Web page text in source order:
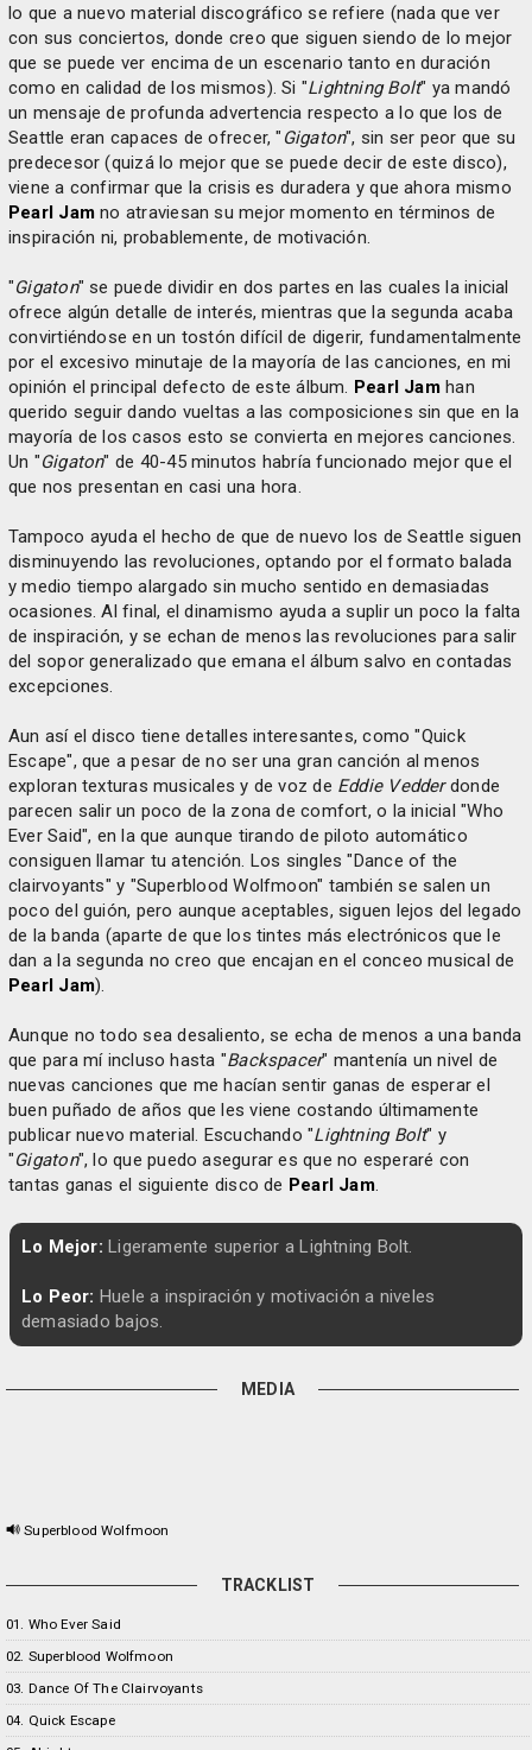
lo que a nuevo material discográfico se refiere (nada que ver
con sus conciertos, donde creo que siguen siendo de lo mejor
que se puede ver encima de un escenario tanto en duración
como en calidad de los mismos). Si "Lightning Bolt" ya mandó
un mensaje de profunda advertencia respecto a lo que los de
Seattle eran capaces de ofrecer, " Gigaton", sin ser peor que su
predecesor (quizá lo mejor que se puede decir de este disco),
viene a confirmar que la crisis es duradera y que ahora mismo
Pearl Jam no atraviesan su mejor momento en términos de
inspiración ni, probablemente, de motivación.
"Gigaton" se puede dividir en dos partes en las cuales la inicial
ofrece algún detalle de interés, mientras que la segunda acaba
convirtiéndose en un tostón difícil de digerir, fundamentalmente
por el excesivo minutaje de la mayoría de las canciones, en mi
opinión el principal defecto de este álbum. Pearl Jamhan
querido seguir dando vueltas a las composiciones sin que en la
mayoría de los casos esto se convierta en mejores canciones.
Un "Gigaton" de 40-45 minutos habría funcionado mejor que el
que nos presentan en casi una hora.
Tampoco ayuda el hecho de que de nuevo los de Seattle siguen
disminuyendo las revoluciones, optando por el formato balada
y medio tiempo alargado sin mucho sentido en demasiadas
ocasiones. Al final, el dinamismo ayuda a suplir un poco la falta
de inspiración, y se echan de menos las revoluciones para salir
del sopor generalizado que emana el álbum salvo en contadas
excepciones.
Aun así el disco tiene detalles interesantes, como "Quick
Escape", que a pesar de no ser una gran canción al menos
exploran texturas musicales y de voz de Eddie Vedderdonde
parecen salir un poco de la zona de comfort, o la inicial "Who
Ever Said", en la que aunque tirando de piloto automático
consiguen llamar tu atención. Los singles "Dance of the
clairvoyants" y "Superblood Wolfmoon" también se salen un
poco del guión, pero aunque aceptables, siguen lejos del legado
de la banda (aparte de que los tintes más electrónicos que le
dan a la segunda no creo que encajan en el conceo musical de
Pearl Jam).
Aunque no todo sea desaliento, se echa de menos a una banda
que para mí incluso hasta "Backspacer" mantenía un nivel de
nuevas canciones que me hacían sentir ganas de esperar el
buen puñado de años que les viene costando últimamente
publicar nuevo material. Escuchando "Lightning Bolt" y
"Gigaton", lo que puedo asegurar es que no esperaré con
tantas ganas el siguiente disco de Pearl Jam.
Lo Mejor: Ligeramente superior a Lightning Bolt.
Lo Peor: Huele a inspiración y motivación a niveles
demasiado bajos.
MEDIA
Superblood Wolfmoon
TRACKLIST
01. Who Ever Said
02. Superblood Wolfmoon
03. Dance Of The Clairvoyants
04. Quick Escape